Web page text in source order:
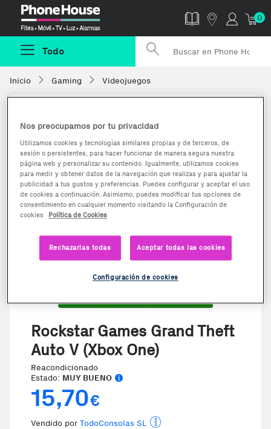
0
Todo
Inicio Gaming Videojuegos
Rockstar Games Grand Theft
Auto V (Xbox One)
Reacondicionado
Estado: MUY BUENO
15,70€
Vendido por TodoConsolas SL
Nos preocupamos por tu privacidad
Utilizamos cookies y tecnologías similares propias y de terceros, de
sesión o persistentes, para hacer funcionar de manera segura nuestra
página web y personalizar su contenido. Igualmente, utilizamos cookies
para medir y obtener datos de la navegación que realizas y para ajustar la
publicidad a tus gustos y preferencias. Puedes configurar y aceptar el uso
de cookies a continuación. Asimismo, puedes modificar tus opciones de
consentimiento en cualquier momento visitando la Configuración de
cookies
Política de Cookies
Rechazarlas todas Aceptar todas las cookies
Configuración de cookies